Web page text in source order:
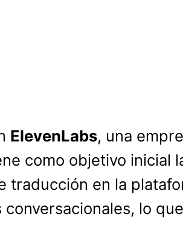
ElevenLabs, una
como objetivo inicial
traducción en la
lo